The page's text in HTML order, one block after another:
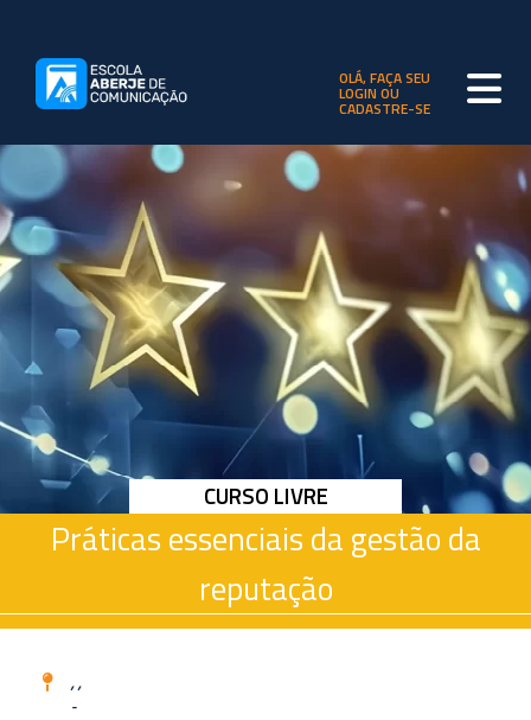
OLÁ, FAÇA SEU
LOGIN OU
CADASTRE-SE
CURSO LIVRE
Práticas essenciais da gestão da
reputação
, ,
-